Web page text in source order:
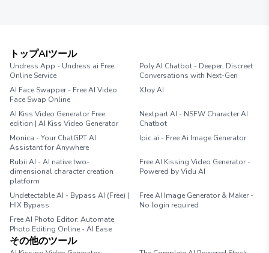
トップAIツール
Undress.App - Undress ai Free
Online Service
Poly.AI Chatbot - Deeper, Discreet
Conversations with Next-Gen
AI Face Swapper - Free AI Video
Face Swap Online
XJoy AI
AI Kiss Video Generator Free
edition | AI Kiss Video Generator
Nextpart AI - NSFW Character AI
Chatbot
Monica - Your ChatGPT AI
Assistant for Anywhere
Ipic.ai - Free Ai Image Generator
Rubii AI - AI native two-
dimensional character creation
platform
Free AI Kissing Video Generator -
Powered by Vidu AI
Undetectable AI - Bypass AI (Free) |
HIX Bypass
Free AI Image Generator & Maker -
No login required
Free AI Photo Editor: Automate
Photo Editing Online - AI Ease
その他のツール